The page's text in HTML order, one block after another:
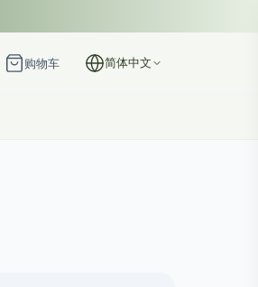
购物车 简体中文